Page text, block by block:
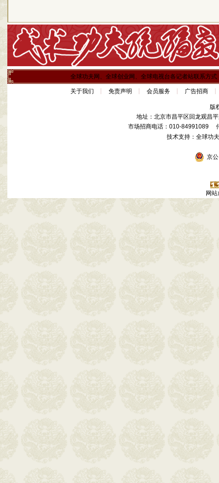
全球功夫网、全球创业网、全球电视台各记者站联系方式
关于我们 免责声明 会员服务 广告招商
版
地址：北京市昌平区回龙观昌
市场招商电话：010-84991089
技术支持：全球
京公
网